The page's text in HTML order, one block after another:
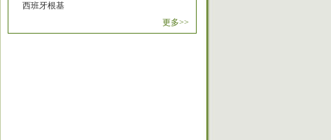
西班牙根基
更多>>